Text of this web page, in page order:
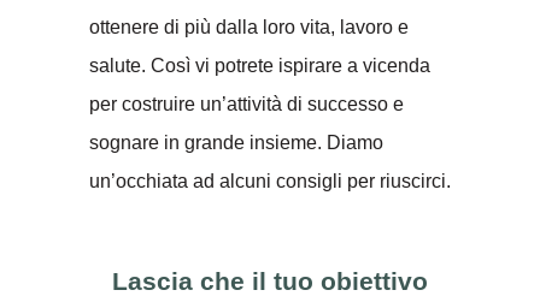
ottenere di più dalla loro vita, lavoro e
salute. Così vi potrete ispirare a vicenda
per costruire un’attività di successo e
sognare in grande insieme. Diamo
un’occhiata ad alcuni consigli per riuscirci.
Lascia che il tuo obiettivo